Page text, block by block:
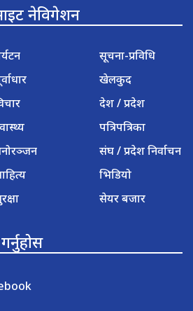
नेविगेशन
सूचना-प्रविधि
खेलकुद
देश / प्रदेश
पत्रिपत्रिका
संघ / प्रदेश निर्वाचन
भिडियो
सेयर बजार